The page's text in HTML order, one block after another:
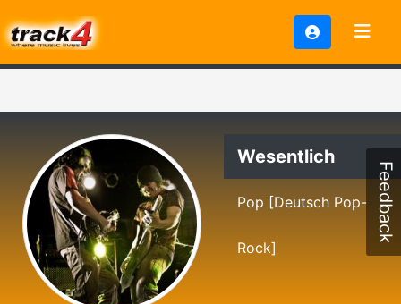
Wesentlich
Pop [Deutsch Pop-
Rock]
Feedback